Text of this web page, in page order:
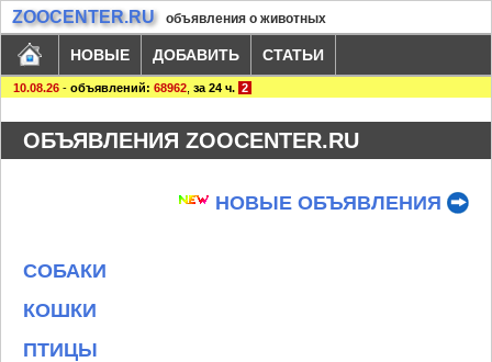
ZOOCENTER.RU объявления о животных
НОВЫЕ ДОБАВИТЬ СТАТЬИ
10.08.26 - объявлений: 68962 за 24 ч. 2
ОБЪЯВЛЕНИЯ ZOOCENTER.RU
НОВЫЕ ОБЪЯВЛЕНИЯ
СОБАКИ
КОШКИ
ПТИЦЫ